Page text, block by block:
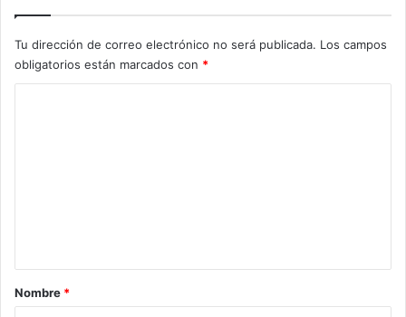
Tu dirección de correo electrónico no será publicada. Los campos
obligatorios están marcados con *
rNombre *